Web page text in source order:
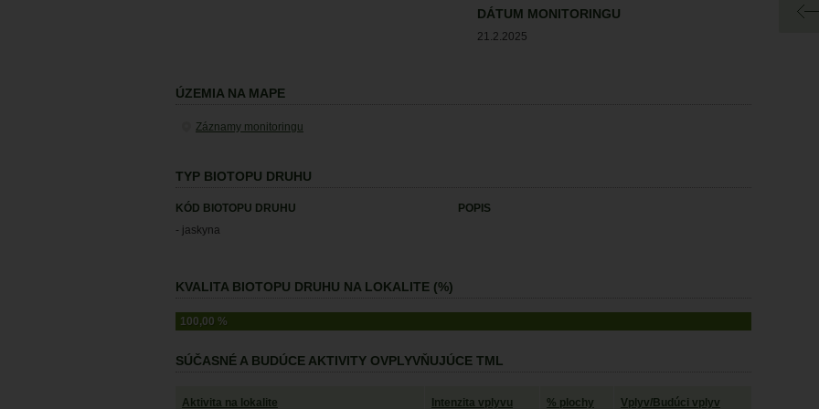
DÁTUM MONITORINGU
21.2.2025
ÚZEMIA NA MAPE
Záznamy monitoringu
TYP BIOTOPU DRUHU
KÓD BIOTOPU DRUHU
- jaskyna
POPIS
KVALITA BIOTOPU DRUHU NA LOKALITE (%)
100,00 %
SÚČASNÉ A BUDÚCE AKTIVITY OVPLYVŇUJÚCE TML
Aktivita na lokalite Intenzita vplyvu % plochy Vplyv/Budúci vplyv